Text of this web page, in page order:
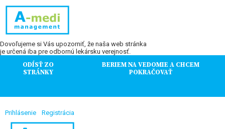
Dovoľujeme si Vás upozorniť, že naša web stránka
je určená iba pre odbornú lekársku verejnosť.
ODÍSŤ ZO
STRÁNKY
BERIEM NA VEDOMIE A CHCEM
POKRAČOVAŤ
Prihlásenie Registrácia